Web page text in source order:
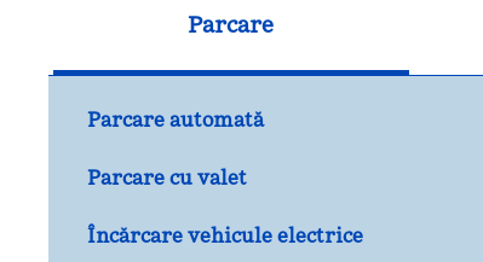
Parcare
Parcare automată
Parcare cu valet
Încărcare vehicule electrice